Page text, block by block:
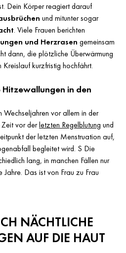
Dein Körper reagiert darauf
und mitunter sogar
. Viele Frauen berichten
und Herzrasen gemeinsam
dann, die plötzliche Überwärmung
kurzfristig hochfährt.
in den
Wechseljahren vor allem in der
vor derletzten Regelblutung und
der letzten Menstruation auf,
begleitet wird. S Die
lang, in manchen Fällen nur
Das ist von Frau zu Frau
NÄCHTLICHE
AUF DIE HAUT